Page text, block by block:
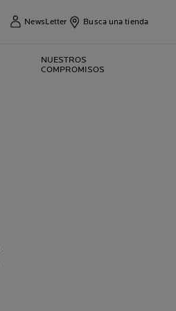
NewsLetter Busca una tienda
NUESTROS
COMPROMISOS